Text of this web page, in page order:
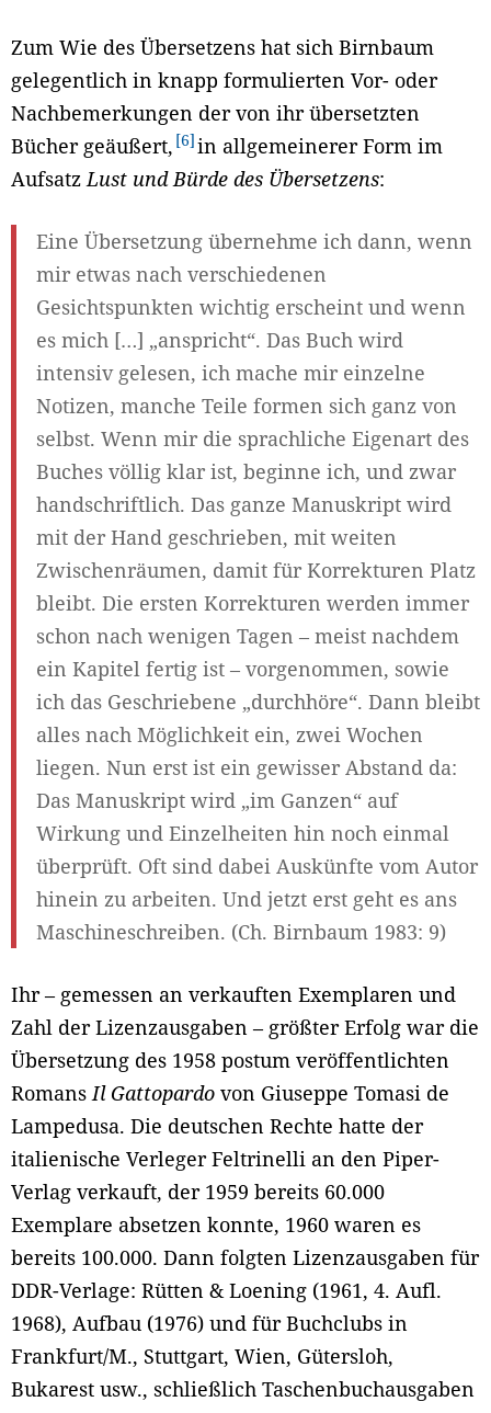
Zum Wie des Übersetzens hat sich Birnbaum
gelegentlich in knapp formulierten Vor- oder
Nachbemerkungen der von ihr übersetzten
Bücher geäußert, 6 in allgemeinerer Form im
Aufsatz Lust und Bürde des Übersetzens:
Eine Übersetzung übernehme ich dann, wenn
mir etwas nach verschiedenen
Gesichtspunkten wichtig erscheint und wenn
es mich […] „anspricht“. Das Buch wird
intensiv gelesen, ich mache mir einzelne
Notizen, manche Teile formen sich ganz von
selbst. Wenn mir die sprachliche Eigenart des
Buches völlig klar ist, beginne ich, und zwar
handschriftlich. Das ganze Manuskript wird
mit der Hand geschrieben, mit weiten
Zwischenräumen, damit für Korrekturen Platz
bleibt. Die ersten Korrekturen werden immer
schon nach wenigen Tagen – meist nachdem
ein Kapitel fertig ist – vorgenommen, sowie
ich das Geschriebene „durchhöre“. Dann bleibt
alles nach Möglichkeit ein, zwei Wochen
liegen. Nun erst ist ein gewisser Abstand da:
Das Manuskript wird „im Ganzen“ auf
Wirkung und Einzelheiten hin noch einmal
überprüft. Oft sind dabei Auskünfte vom Autor
hinein zu arbeiten. Und jetzt erst geht es ans
Maschineschreiben. (Ch. Birnbaum 1983: 9)
Ihr – gemessen an verkauften Exemplaren und
Zahl der Lizenzausgaben – größter Erfolg war die
Übersetzung des 1958 postum veröffentlichten
Romans Il Gattopardo von Giuseppe Tomasi de
Lampedusa. Die deutschen Rechte hatte der
italienische Verleger Feltrinelli an den Piper-
Verlag verkauft, der 1959 bereits 60.000
Exemplare absetzen konnte, 1960 waren es
bereits 100.000. Dann folgten Lizenzausgaben für
DDR-Verlage: Rütten & Loening (1961, 4. Aufl.
1968), Aufbau (1976) und für Buchclubs in
Frankfurt/M., Stuttgart, Wien, Gütersloh,
Bukarest usw., schließlich Taschenbuchausgaben